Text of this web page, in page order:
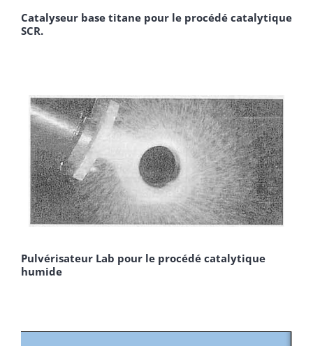
Catalyseur base titane pour le procédé catalytique
SCR.
Pulvérisateur Lab pour le procédé catalytique
humide